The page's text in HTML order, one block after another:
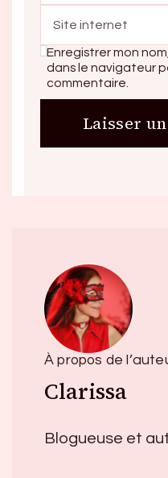
Enregistrer mon
dans le navigateur
commentaire.
À propos de
Clarissa
Blogueuse et